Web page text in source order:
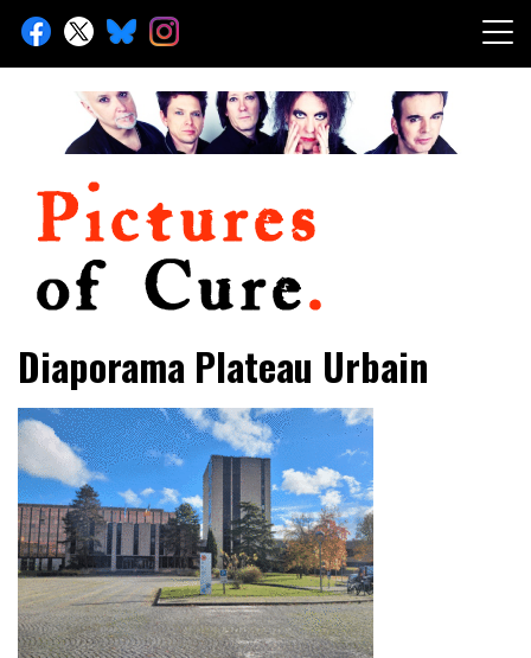
Skip
content
Pictures of Cure
Diaporama Plateau Urbain